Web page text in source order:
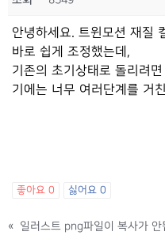
안녕하세요. 트윈모션 재질
바로 쉽게 조정했는데,
기존의 초기상태로 돌리려
기에는 너무 여러단계를 거
좋아요 0 싫어요 0
« 일러스트 png파일이 복사가 안